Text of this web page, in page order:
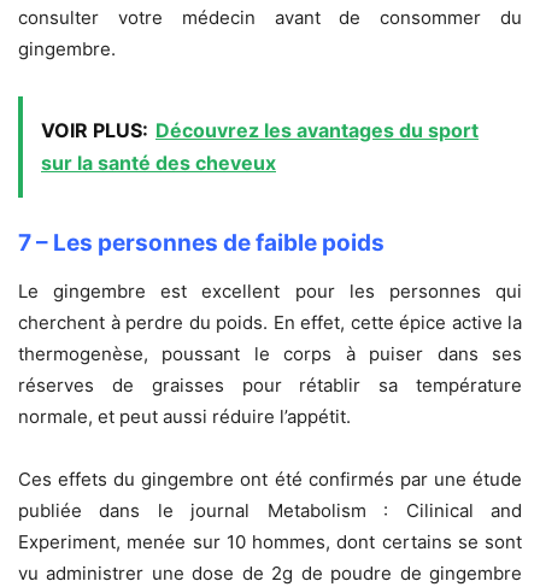
consulter votre médecin avant de consommer du
gingembre.
VOIR PLUS: Découvrez les avantages du sport
sur la santé des cheveux
7 – Les personnes de faible poids
Le gingembre est excellent pour les personnes qui
cherchent à perdre du poids. En effet, cette épice active la
thermogenèse, poussant le corps à puiser dans ses
réserves de graisses pour rétablir sa température
normale, et peut aussi réduire l’appétit.
Ces effets du gingembre ont été confirmés par une étude
publiée dans le journal Metabolism : Cilinical and
Experiment, menée sur 10 hommes, dont certains se sont
vu administrer une dose de 2g de poudre de gingembre